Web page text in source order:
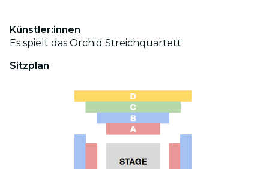
Künstler:innen
Es spielt das Orchid Streichquartett
Sitzplan